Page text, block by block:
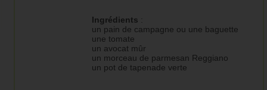
Ingrédients :
un pain de campagne ou une baguette
une tomate
un avocat mûr
un morceau de parmesan Reggiano
un pot de tapenade verte